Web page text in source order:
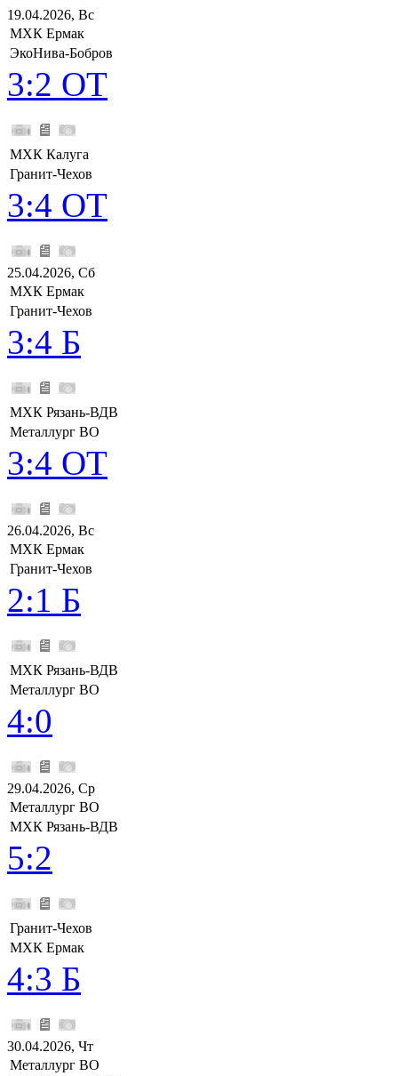
19.04.2026, Вс
МХК Ермак
ЭкоНива-Бобров
3:2 ОТ
МХК Калуга
Гранит-Чехов
3:4 ОТ
25.04.2026, Сб
МХК Ермак
Гранит-Чехов
3:4 Б
МХК Рязань-ВДВ
Металлург ВО
3:4 ОТ
26.04.2026, Вс
МХК Ермак
Гранит-Чехов
2:1 Б
МХК Рязань-ВДВ
Металлург ВО
4:0
29.04.2026, Ср
Металлург ВО
МХК Рязань-ВДВ
5:2
Гранит-Чехов
МХК Ермак
4:3 Б
30.04.2026, Чт
Металлург ВО